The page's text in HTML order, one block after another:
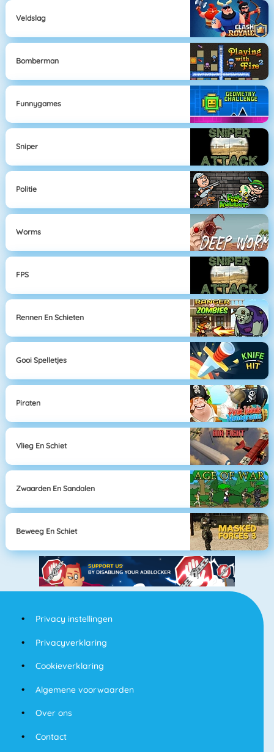
Veldslag
Bomberman
Funnygames
Sniper
Politie
Worms
FPS
Rennen En Schieten
Gooi Spelletjes
Piraten
Vlieg En Schiet
Zwaarden En Sandalen
Beweeg En Schiet
Privacy instellingen
Privacyverklaring
Cookieverklaring
Algemene voorwaarden
Over ons
Contact